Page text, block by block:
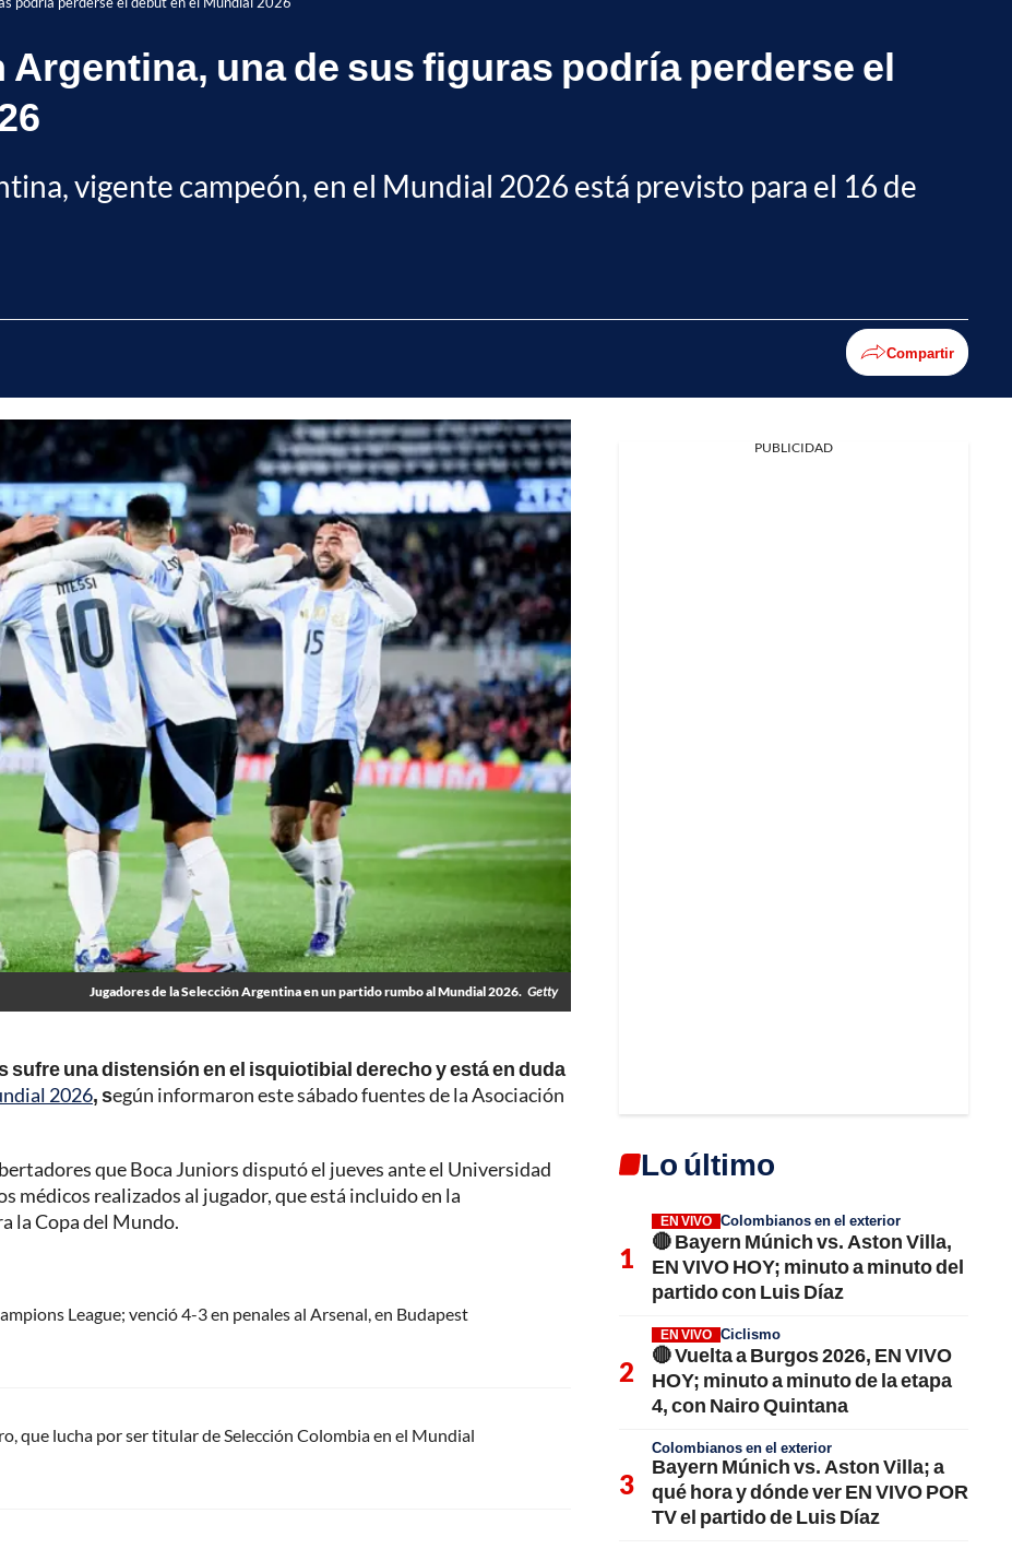
Argentina, una de sus figuras podría perderse el
vigente campeón, en el Mundial 2026 está previsto para el 16 de
Compartir
Jugadores de la Selección Argentina en un partido rumbo al Mundial 2026. Getty
una distensión en el isquiotibial derecho y está en duda
2026, según informaron este sábado fuentes de la Asociación
que Boca Juniors disputó el jueves ante el Universidad
médicos realizados al jugador, que está incluido en la
la Copa del Mundo.
League; venció 4-3 en penales al Arsenal, en Budapest
que lucha por ser titular de Selección Colombia en el Mundial
PUBLICIDAD
Lo último
EN VIVO Colombianos en el exterior
🔴 Bayern Múnich vs. Aston Villa,
EN VIVO HOY; minuto a minuto del
partido con Luis Díaz
EN VIVO Ciclismo
🔴 Vuelta a Burgos 2026, EN VIVO
HOY; minuto a minuto de la etapa
4, con Nairo Quintana
Colombianos en el exterior
Bayern Múnich vs. Aston Villa; a
qué hora y dónde ver EN VIVO POR
TV el partido de Luis Díaz